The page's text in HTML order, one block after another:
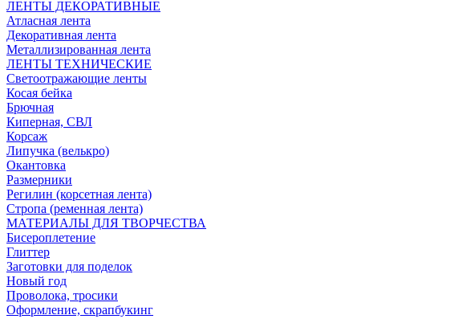
ЛЕНТЫ ДЕКОРАТИВНЫЕ
Атласная лента
Декоративная лента
Металлизированная лента
ЛЕНТЫ ТЕХНИЧЕСКИЕ
Светоотражающие ленты
Косая бейка
Брючная
Киперная, СВЛ
Корсаж
Липучка (велькро)
Окантовка
Размерники
Регилин (корсетная лента)
Стропа (ременная лента)
МАТЕРИАЛЫ ДЛЯ ТВОРЧЕСТВА
Бисероплетение
Глиттер
Заготовки для поделок
Новый год
Проволока, тросики
Оформление, скрапбукинг